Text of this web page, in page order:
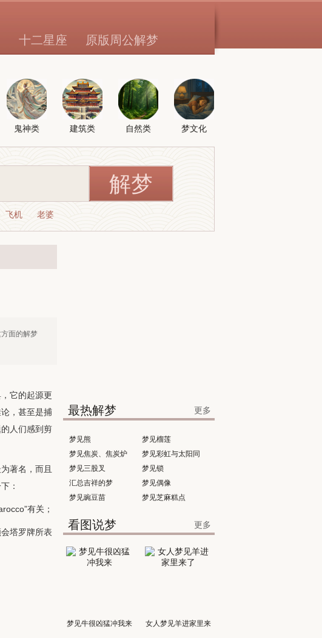
十二星座 原版周公解梦
鬼神类 建筑类 自然类 梦文化
飞机 老婆
面的解梦
它的起源更
，甚至是捕
人们感到剪
著名，而且
：
有关；
塔罗牌所表
最热解梦 更多
梦见熊
梦见榴莲
梦见焦炭、焦炭炉
梦见彩虹与太阳同
时出现
梦见三股叉
梦见锁
汇总吉祥的梦
梦见偶像
梦见豌豆苗
梦见芝麻糕点
看图说梦 更多
梦见牛很凶猛冲我来 女人梦见羊进家里来